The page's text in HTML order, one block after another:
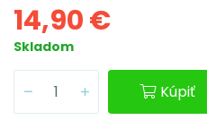
14,90 €
Skladom
Kúpiť